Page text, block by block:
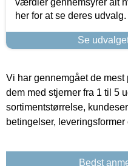
her for at se deres udvalg.
Se
Vi har gennemgået de
dem med stjerner fra 1 til 5
sortimentstørrelse,
betingelser,
Bedst